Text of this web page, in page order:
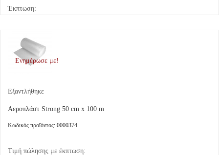
Έκπτωση:
Ενημέρωσε με!
Εξαντλήθηκε
Αεροπλάστ Strong 50 cm x 100 m
Κωδικός προϊόντος: 0000374
Τιμή πώλησης με έκπτωση: